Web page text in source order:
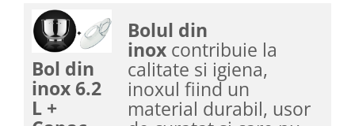
Bol din
inox 6.2
L +
Bolul din
inox contribuie la
calitate si igiena,
inoxul fiind un
material durabil, usor